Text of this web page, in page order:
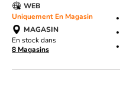
WEB
Uniquement En Magasin
MAGASIN
En stock dans
8 Magasins